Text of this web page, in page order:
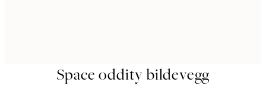
Space oddity bildevegg